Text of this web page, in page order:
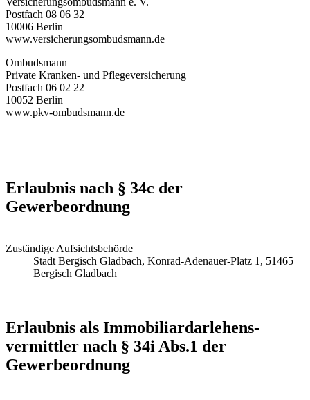
Postfach 08 06 32
10006 Berlin
www.versicherungsombudsmann.de
Ombudsmann
Private Kranken- und Pflegeversicherung
Postfach 06 02 22
10052 Berlin
www.pkv-ombudsmann.de
Erlaubnis nach § 34c der
Gewerbeordnung
Zuständige Aufsichtsbehörde
Stadt Bergisch Gladbach, Konrad-Adenauer-Platz 1, 51465
Bergisch Gladbach
Erlaubnis als Immobiliar­darlehens­
vermittler nach § 34i Abs.1 der
Gewerbeordnung